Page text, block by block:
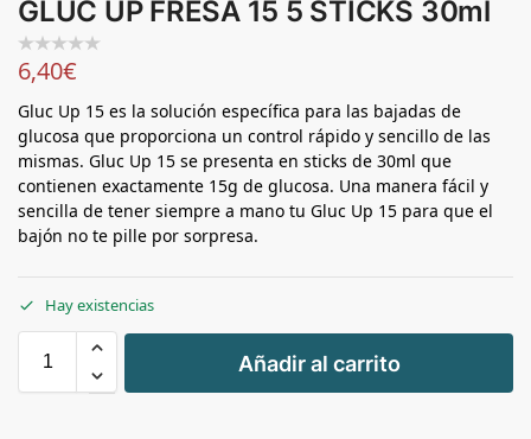
GLUC UP FRESA 15 5 STICKS 30ml
6,40€
Gluc Up 15 es la solución específica para las bajadas de
glucosa que proporciona un control rápido y sencillo de las
mismas. Gluc Up 15 se presenta en sticks de 30ml que
contienen exactamente 15g de glucosa. Una manera fácil y
sencilla de tener siempre a mano tu Gluc Up 15 para que el
bajón no te pille por sorpresa.
Hay existencias
+
-
Añadir al carrito